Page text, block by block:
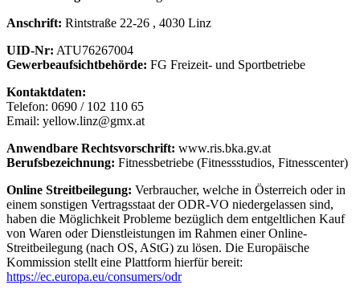
Anschrift: Rintstraße 22-26 , 4030 Linz
UID-Nr: ATU76267004
Gewerbeaufsichtbehörde: FG Freizeit- und Sportbetriebe
Kontaktdaten:
Telefon: 0690 / 102 110 65
Email: yellow.linz@gmx.at
Anwendbare Rechtsvorschrift: www.ris.bka.gv.at
Berufsbezeichnung: Fitnessbetriebe (Fitnessstudios, Fitnesscenter)
Online Streitbeilegung: Verbraucher, welche in Österreich oder in
einem sonstigen Vertragsstaat der ODR-VO niedergelassen sind,
haben die Möglichkeit Probleme bezüglich dem entgeltlichen Kauf
von Waren oder Dienstleistungen im Rahmen einer Online-
Streitbeilegung (nach OS, AStG) zu lösen. Die Europäische
Kommission stellt eine Plattform hierfür bereit:
https://ec.europa.eu/consumers/odr